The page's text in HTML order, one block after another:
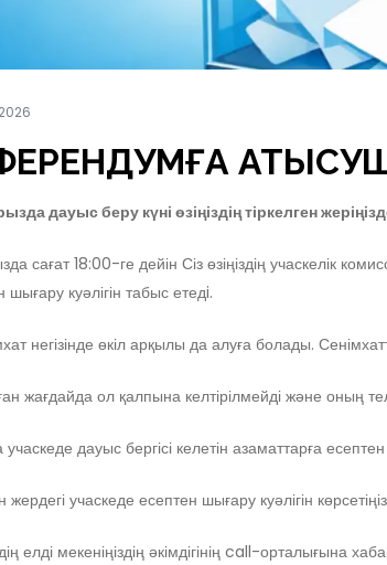
дауыс беру күні өзіңіздің тіркелген
сағат 18:00-ге дейін Сіз өзіңіздің учаскелік
куәлігін табыс етедi.
негізінде өкіл арқылы да алуға болады.
жағдайда ол қалпына келтірілмейді және оның
учаскеде дауыс бергісі келетін азаматтарға
учаскеде есептен шығару куәлігін
елді мекеніңіздің әкімдігінің call-орталығына